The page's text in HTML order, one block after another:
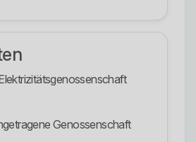
Genossenschaft